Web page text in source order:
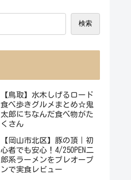
検索
【鳥取】水木しげるロード
食べ歩きグルメまとめ☆鬼
太郎にちなんだ食べ物がた
くさん
【岡山市北区】豚の頂｜初
心者でも安心！4/25OPEN二
郎系ラーメンをプレオープ
ンで実食レビュー